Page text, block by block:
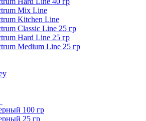
Mix Line
Kitchen Line
Classic Line 25 гр
Hard Line 25 гр
Medium Line 25 гр
100 гр
25 гр